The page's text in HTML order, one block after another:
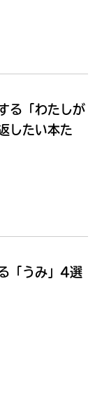
る 「わたしが
したい本た
「うみ」4選